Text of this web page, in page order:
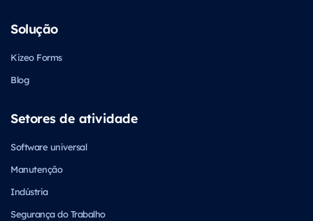
Solução
Kizeo Forms
Blog
Setores de atividade
Software universal
Manutenção
Indústria
Segurança do Trabalho